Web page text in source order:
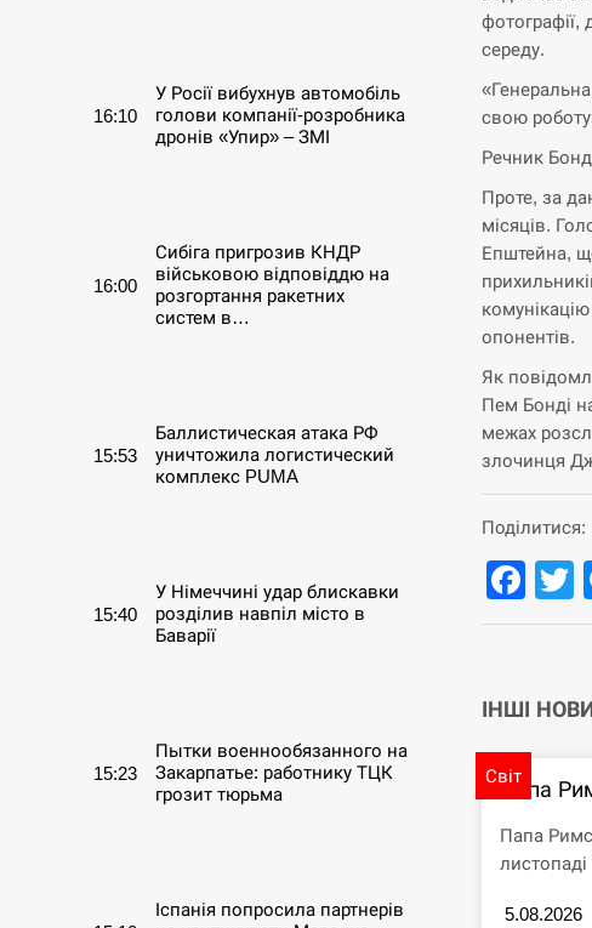
16:10
У Росії вибухнув автомобіль
голови компанії-розробника
дронів «Упир» – ЗМІ
16:00
Сибіга пригрозив КНДР
військовою відповіддю на
розгортання ракетних
систем в…
15:53
Баллистическая атака РФ
уничтожила логистический
комплекс PUMA
15:40
У Німеччині удар блискавки
розділив навпіл місто в
Баварії
15:23
Пытки военнообязанного на
Закарпатье: работнику ТЦК
грозит тюрьма
Іспанія попросила партнерів
середу.
свою
Речник
Проте, за
місяців.
Епштейна,
опонентів.
Як
Пем Бонді
межах
злочинця
Поділитися:
ІНШІ
Світ
Папа
Папа
5.08.2026